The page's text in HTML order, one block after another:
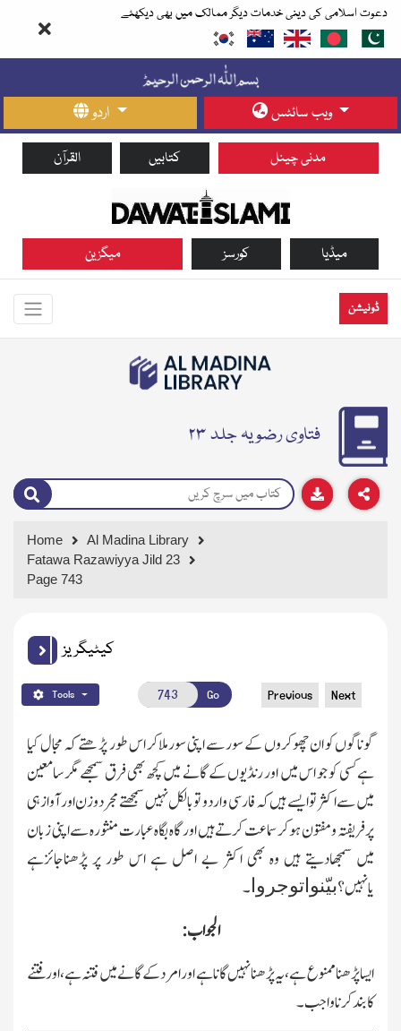
دعوت اسلامی کی دینی خدمات دیگر ممالک میں بھی دیکھئے
اردو ویب سائٹس
القرآن کتابیں مدنی چینل
میگزین کورسز میڈیا
ڈونیشن
فتاوی رضویہ جلد ۲۳
Home
Al Madina Library
Fatawa Razawiyya Jild 23
Page 743
کیٹیگریز
Tools Go Previous Next
گوناگوں کو ان چھوکروں کے سور سے اپنی سورملاکر اس طور پڑھتے کہ مجال کیا
ہے کسی کو جو اس میں اور رنڈیوں کے گانے میں کچھ بھی فرق سمجھے مگرسامعین
میں سے اکثر توایسے ہیں کہ فارسی واردو توبالکل نہیں سمجھتے مجردوزن اور آوازہی
پرفریفتہ و مفتون ہوکر سماعت کرتے ہیں اور گاہ بگاہ عبارت منثورہ سے اپنی زبان
میں سمجھادیتے ہیں وہ بھی اکثر بے اصل ہے اس طور پر پڑھناجائزہے
یانہیں؟بیّنواتوجروا۔
الجواب:
ایسا پڑھنا ممنوع ہے،یہ پڑھنا نہیں گانا ہے اور امرد کے گانے میں فتنہ ہے،اور فتنے
کا بند کرنا واجب۔